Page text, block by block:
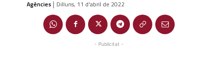
Agències | Dilluns, 11 d'abril de 2022
- Publicitat -